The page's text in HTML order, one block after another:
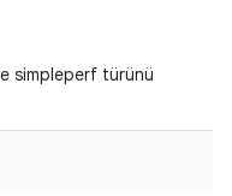
simpleperf türünü